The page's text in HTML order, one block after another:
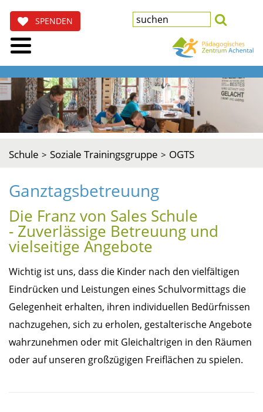
SPENDEN
Schule Soziale Trainingsgruppe OGTS
Ganztagsbetreuung
Die Franz von Sales Schule
- Zuverlässige Betreuung und
vielseitige Angebote
Wichtig ist uns, dass die Kinder nach den vielfältigen
Eindrücken und Leistungen eines Schulvormittags die
Gelegenheit erhalten, ihren individuellen Bedürfnissen
nachzugehen, sich zu erholen, gestalterische Angebote
wahrzunehmen oder mit Gleichaltrigen in den Räumen
oder auf unseren großzügigen Freiflächen zu spielen.